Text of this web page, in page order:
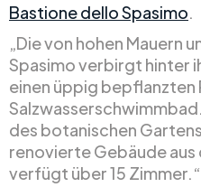
Bastione dello Spasimo.
„Die von hohen Mauern
Spasimo verbirgt hinter
einen üppig bepflanzten
des botanischen
renovierte Gebäude aus
verfügt über 15